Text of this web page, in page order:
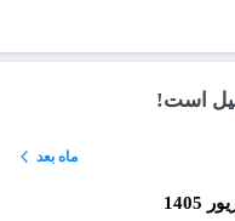
است!
ماه بعد
1405